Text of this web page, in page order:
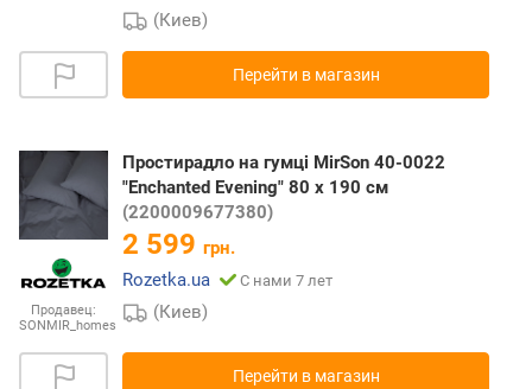
(Киев)
Перейти в магазин
Продавец:
SONMIR_homes
Простирадло на гумці MirSon 40-0022
"Enchanted Evening" 80 х 190 см
(2200009677380)
2 599 грн.
Rozetka.ua
С нами 7 лет
(Киев)
Перейти в магазин